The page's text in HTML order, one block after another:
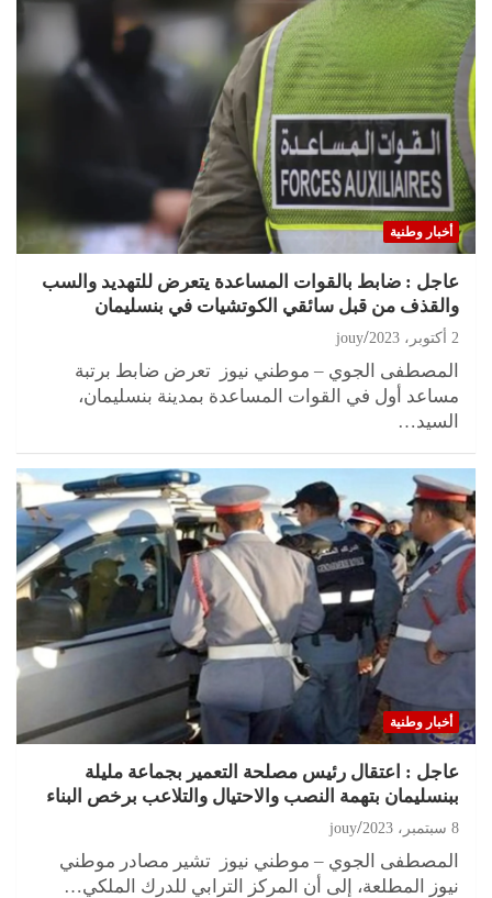
أخبار وطنية
عاجل : ضابط بالقوات المساعدة يتعرض للتهديد والسب
والقذف من قبل سائقي الكوتشيات في بنسليمان
2 أكتوبر، 2023 jouy
المصطفى الجوي – موطني نيوز تعرض ضابط برتبة
مساعد أول في القوات المساعدة بمدينة بنسليمان،
السيد…
أخبار وطنية
عاجل : اعتقال رئيس مصلحة التعمير بجماعة مليلة
ببنسليمان بتهمة النصب والاحتيال والتلاعب برخص البناء
8 سبتمبر، 2023 jouy
المصطفى الجوي – موطني نيوز تشير مصادر موطني
نيوز المطلعة، إلى أن المركز الترابي للدرك الملكي…